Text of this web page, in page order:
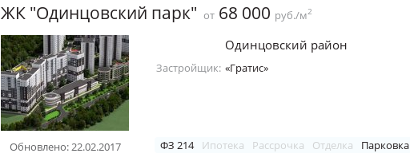
ЖК "Одинцовский парк" от 68 000 руб./м2
Обновлено: 22.02.2017
Одинцовский район
Застройщик: «Гратис»
ФЗ 214 Ипотека Рассрочка Отделка Парковка